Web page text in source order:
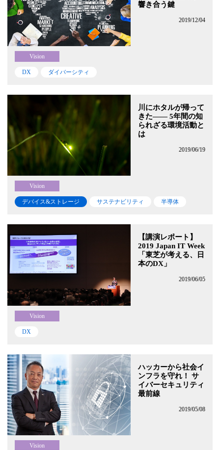
響き合う鍵
2019/12/04
Vision
DX ダイバーシティ
川にホタルが帰って
きた―― 5年間の知
られざる環境活動と
は
2019/06/19
Vision
デバイス&ストレージ サステナビリティ 半導体
【講演レポート】
2019 Japan IT Week
「東芝が考える、日
本のDX」
2019/06/05
Vision
DX
ハッカーから社会イ
ンフラを守れ！ サ
イバーセキュリティ
最前線
2019/05/08
Vision